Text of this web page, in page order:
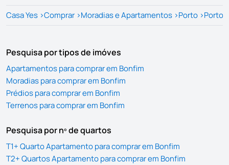
Casa Yes >Comprar >Moradias e Apartamentos >Porto >Porto
Pesquisa por tipos de imóves
Apartamentos para comprar em Bonfim
Moradias para comprar em Bonfim
Prédios para comprar em Bonfim
Terrenos para comprar em Bonfim
Pesquisa por nº de quartos
T1+ Quarto Apartamento para comprar em Bonfim
T2+ Quartos Apartamento para comprar em Bonfim